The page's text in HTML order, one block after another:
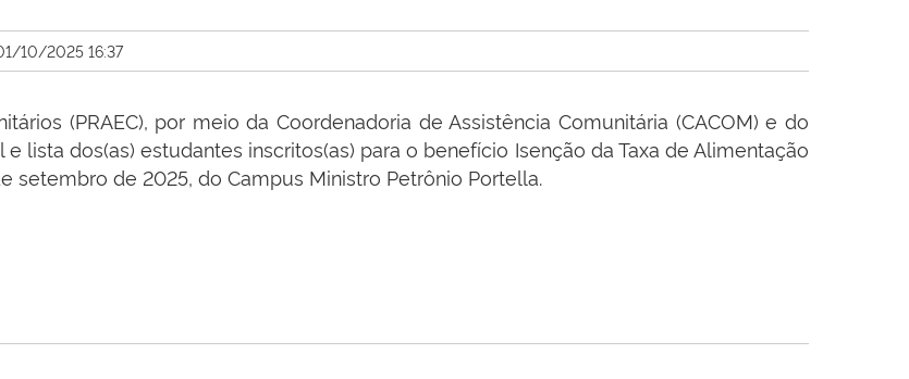
10/2025 16:37
(PRAEC), por meio da Coordenadoria de Assistência Comunitária (CACOM) e do
lista dos(as) estudantes inscritos(as) para o benefício Isenção da Taxa de Alimentação
setembro de 2025, do Campus Ministro Petrônio Portella.